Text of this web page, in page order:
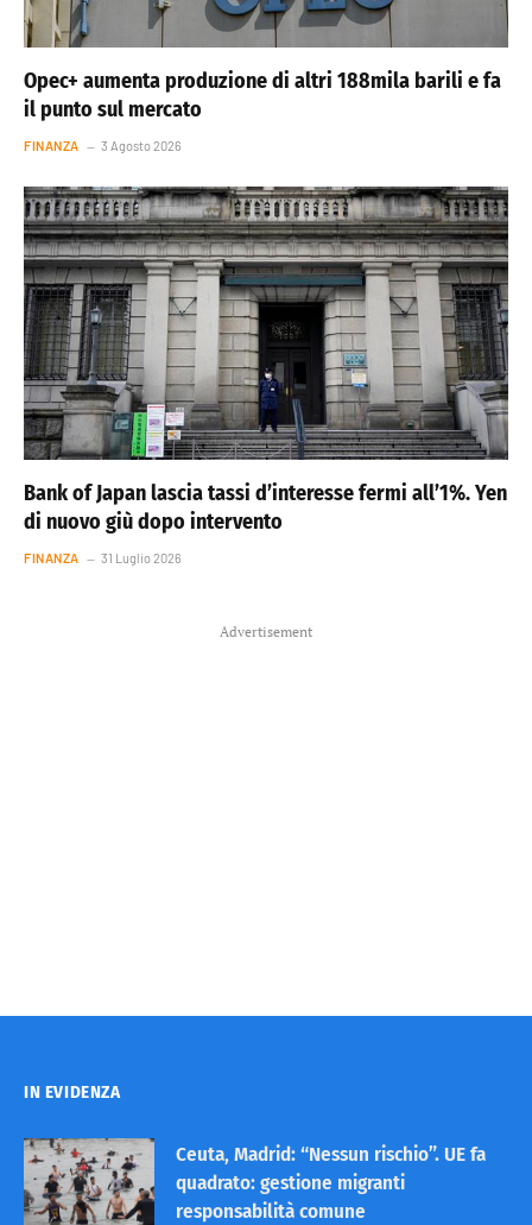
Opec+ aumenta produzione di altri 188mila barili e fa
il punto sul mercato
FINANZA 3 Agosto 2026
Bank of Japan lascia tassi d’interesse fermi all’1%. Yen
di nuovo giù dopo intervento
FINANZA 31 Luglio 2026
Advertisement
IN EVIDENZA
Ceuta, Madrid: “Nessun rischio”. UE fa
quadrato: gestione migranti
responsabilità comune